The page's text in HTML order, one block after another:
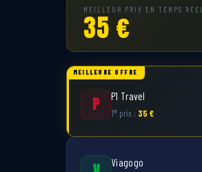
MEILLEUR PRIX EN TEMPS RÉEL
35 €
MEILLEURE OFFRE
P P1 Travel
1er prix : 35 €
Viagogo